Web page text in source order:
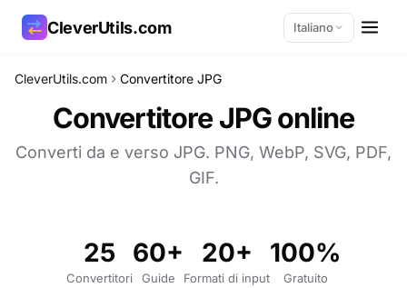
CleverUtils.com Italiano
CleverUtils.com Convertitore JPG
Convertitore JPG online
Converti da e verso JPG. PNG, WebP, SVG, PDF,
GIF.
25
Convertitori
60+
Guide
20+
Formati di input
100%
Gratuito
Copia link